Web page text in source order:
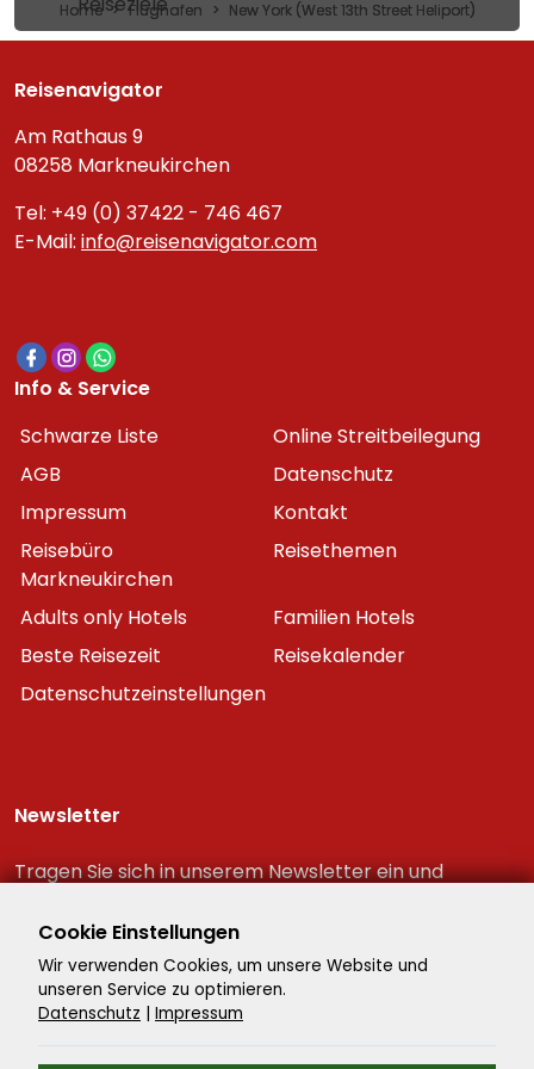
Home Flughafen New York (West 13th Street Heliport)
Reisenavigator
Am Rathaus 9
08258 Markneukirchen
Tel: +49 (0) 37422 - 746 467
E-Mail: info@reisenavigator.com
Info & Service
Schwarze Liste
Online Streitbeilegung
AGB
Datenschutz
Impressum
Kontakt
Reisebüro
Markneukirchen
Reisethemen
Adults only Hotels
Familien Hotels
Beste Reisezeit
Reisekalender
Datenschutzeinstellungen
Newsletter
Tragen Sie sich in unserem Newsletter ein und
Reiseschnäppchen!
Cookie Einstellungen
Wir verwenden Cookies, um unsere Website und
unseren Service zu optimieren.
Datenschutz | Impressum